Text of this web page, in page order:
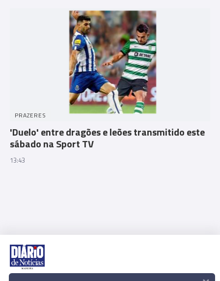
PRAZERES
'Duelo' entre dragões e leões transmitido este
sábado na Sport TV
13:43